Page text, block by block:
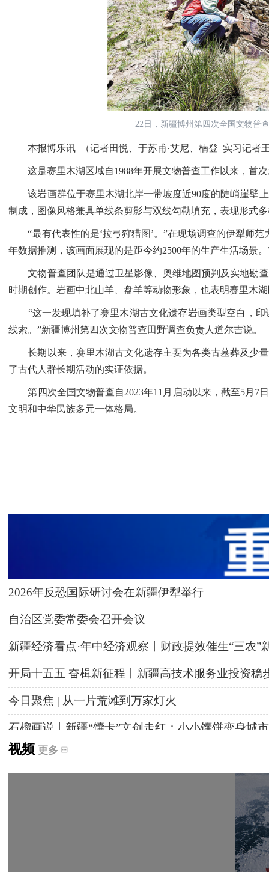
22日，新疆博州第四次全国文物
本报博乐讯 （记者田悦、于苏甫·艾尼、楠登 实习记者王
这是赛里木湖区域自1988年开展文物普查工作以来，首次
该岩画群位于赛里木湖北岸一带坡度近90度的陡峭崖壁上
制成，图像风格兼具单线条剪影与双线勾勒填充，表现形式
“最有代表性的是‘拉弓狩猎图’。”在现场调查的伊犁师范
年数据推测，该画面展现的是距今约2500年的生产生活场景。
文物普查团队是通过卫星影像、奥维地图预判及实地勘查
时期创作。岩画中北山羊、盘羊等动物形象，也表明赛里木
“这一发现填补了赛里木湖古文化遗存岩画类型空白，印
线索。”新疆博州第四次文物普查田野调查负责人道尔吉说。
长期以来，赛里木湖古文化遗存主要为各类古墓葬及少量
了古代人群长期活动的实证依据。
第四次全国文物普查自2023年11月启动以来，截至5月7日
文明和中华民族多元一体格局。
2026年反恐国际研讨会在新疆伊犁举行
自治区党委常委会召开会议
新疆经济看点·年中经济观察丨财政提效催生“三农”
开局十五五 奋楫新征程丨新疆高技术服务业投资稳
今日聚焦 | 从一片荒滩到万家灯火
石榴画说丨新疆“馕卡”文创走红：小小馕饼变身城
天山观察丨暑期AI研学热，孩子们究竟学到什么
视频 更多